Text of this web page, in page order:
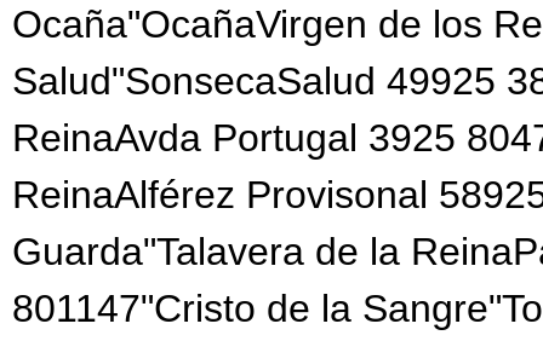
Ocaña"OcañaVirgen de los
Salud"SonsecaSalud 49925
ReinaAvda Portugal 3925
ReinaAlférez Provisonal
Guarda"Talavera de la
801147"Cristo de la